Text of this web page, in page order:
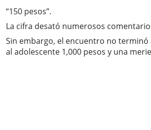
“150 pesos”.
La cifra desató numerosos
Sin embargo, el encuentro no
al adolescente 1,000 pesos y una